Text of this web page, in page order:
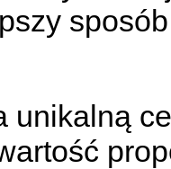
unikalną